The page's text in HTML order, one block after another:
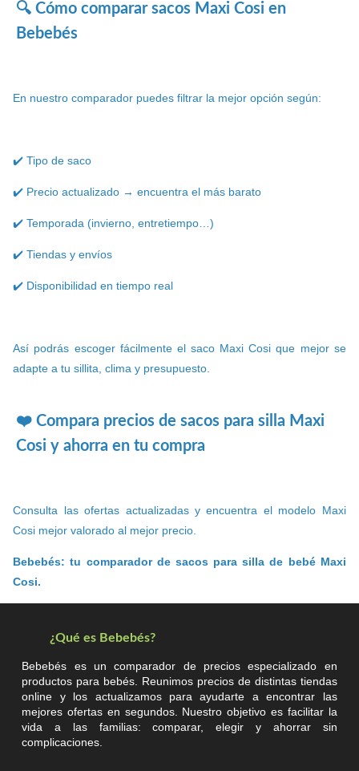
🔍 Cómo comparar sacos Maxi Cosi en
Bebebés
En nuestro comparador puedes filtrar la mejor opción según:
✔️ Tipo de saco
✔️ Precio actualizado → encuentra el más barato
✔️ Temporada (invierno, entretiempo…)
✔️ Tiendas y envíos
✔️ Disponibilidad en tiempo real
Así podrás escoger fácilmente el saco Maxi Cosi que mejor se
adapte a tu sillita, clima y presupuesto.
❤️ Compara precios de sacos para silla Maxi
Cosi y ahorra en tu compra
Consulta las ofertas actualizadas y encuentra el modelo Maxi
Cosi mejor valorado al mejor precio.
Bebebés: tu comparador de sacos para silla de bebé Maxi
Cosi.
¿Qué es Bebebés?
Bebebés es un comparador de precios especializado en
productos para bebés. Reunimos precios de distintas tiendas
online y los actualizamos para ayudarte a encontrar las
mejores ofertas en segundos. Nuestro objetivo es facilitar la
vida a las familias: comparar, elegir y ahorrar sin
complicaciones.